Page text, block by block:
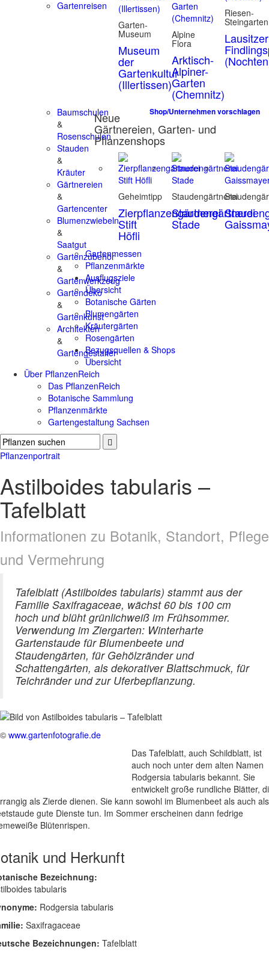
Gartenreisen
Garten-
Museum
Museum
der
Gartenkultur
(Illertissen)
Alpine
Flora
Arktisch-
Alpiner-
Garten
(Chemnitz)
Riesen-
Steingarten
Lausitzer
Baumschulen
&
Rosenschulen
Stauden
&
Kräuter
Gärtnereien
&
Gartencenter
Blumenzwiebeln
&
Saatgut
Gartenzubehör
&
Gartenwerkzeug
Gartendeko
&
Gartenkunst
Architekten
&
Gartengestalter
Shop/Unternehmen vorschlagen
Neue
Gärtnereien, Garten- und
Pflanzenshops
Geheimtipp
Zierpflanzengärtnerei
Stift
Höfli
Staudengärtnerei
Staudengärtnerei
Stade
Gartenmessen
Pflanzenmärkte
Ausflugsziele
Übersicht
Botanische Gärten
Blumengärten
Kräutergärten
Rosengärten
Bezugsquellen & Shops
Übersicht
Über PflanzenReich
Das PflanzenReich
Botanische Sammlung
Pflanzenmärkte
Gartengestaltung Sachsen
Pflanzenportrait
Astilboides tabularis –
Tafelblatt
Informationen zu Botanik, Standort, Pflege
und Vermehrung
Tafelblatt (Astilboides tabularis) stammt aus der
Familie Saxifragaceae, wächst 60 bis 100 cm
hoch und blüht grünlichweiß im Frühsommer.
Verwendung im Ziergarten: Winterharte
Gartenstaude für Blumenbeete und
Staudengärten, für Gehölzränder und
Schattengärten, als dekorativer Blattschmuck, für
Teichränder und zur Uferbepflanzung.
© www.gartenfotografie.de
Das Tafelblatt, auch Schildblatt, ist
auch noch unter dem alten Namen
Rodgersia tabularis bekannt. Sie
entwickelt große rundliche Blätter,
als Zierde dienen. Sie kann sowohl im Blumenbeet als auch als
gute Dienste tun. Im Sommer erscheinen dann fedrige
Blütenrispen.
und Herkunft
Bezeichnung:
tabularis
Rodgersia tabularis
Saxifragaceae
Bezeichnungen: Tafelblatt